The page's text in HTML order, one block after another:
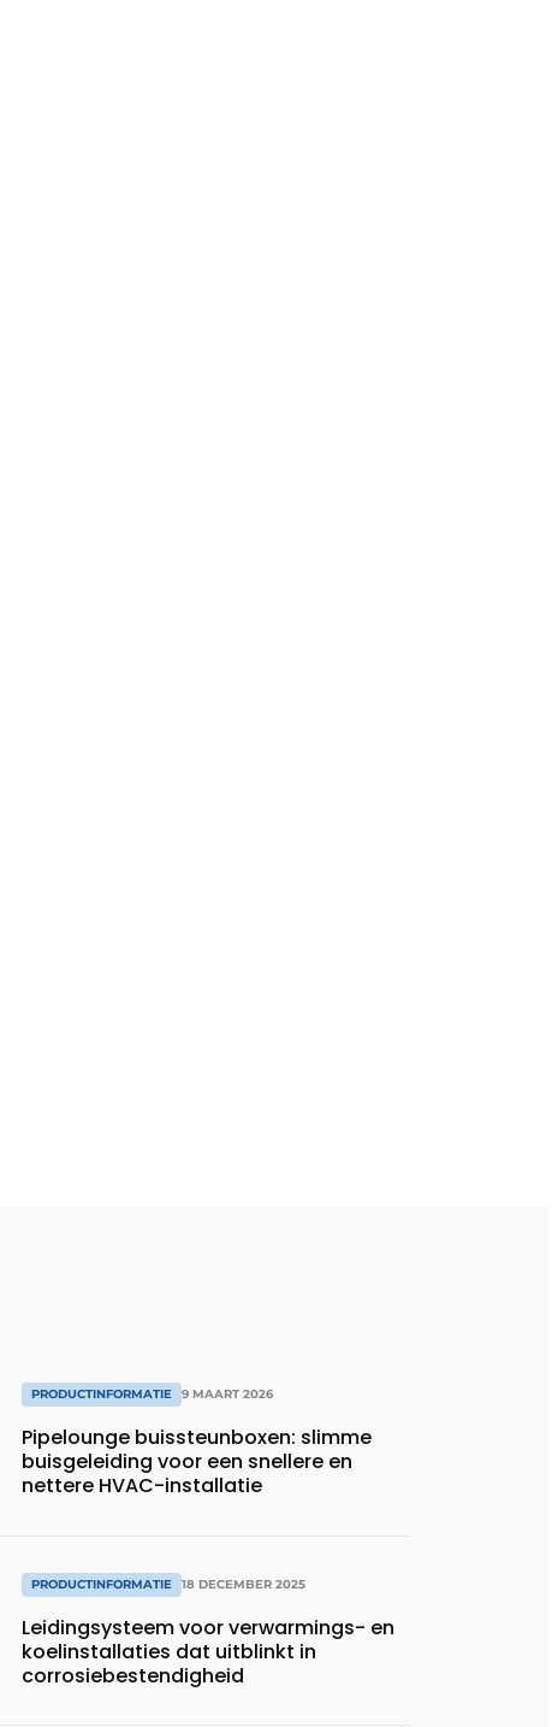
PRODUCTINFORMATIE 9 MAART 2026
Pipelounge buissteunboxen: slimme
buisgeleiding voor een snellere en
nettere HVAC-installatie
PRODUCTINFORMATIE 18 DECEMBER 2025
Leidingsysteem voor verwarmings- en
koelinstallaties dat uitblinkt in
corrosiebestendigheid